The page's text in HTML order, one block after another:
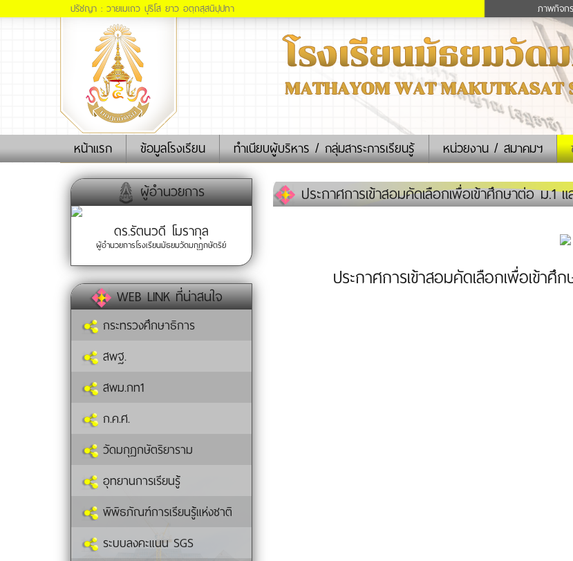
ปรัชญา : วายเมเถว ปุริโส ยาว อตฺถสฺสนิปฺปทา ภาพกิจก
หน้าแรก(current)ข้อมูลโรงเรียน ทำเนียบผู้บริหาร / กลุ่มสาระการเรียนรู้ หน่วยงาน / สมาคมฯ
ผู้อำนวยการ
ดร.รัตนวดี โมรากุล
ผู้อำนวยการโรงเรียนมัธยมวัดมกุฏกษัตริย์
WEB LINK ที่น่าสนใจ
กระทรวงศึกษาธิการ
สพฐ.
สพม.กท1
ก.ค.ศ.
วัดมกุฏกษัตริยาราม
อุทยานการเรียนรู้
พิพิธภัณฑ์การเรียนรู้แห่งชาติ
ระบบลงคะแนน SGS
ประกาศการเข้าสอมคัดเลือกเพื่อเข้าศึกษาต่อ ม.1
ประกาศการเข้าสอมคัดเลือกเพื่อเข้า